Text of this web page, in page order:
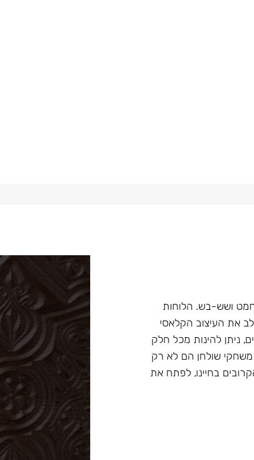
ושש-בש. הלוחות
את העיצוב הקלאסי
ניתן להינות מכל חלק
שולחן הם לא רק
בחיינו, לפתח את